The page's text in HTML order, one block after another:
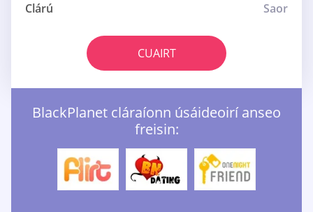
Clárú
Saor
CUAIRT
BlackPlanet cláraíonn úsáideoirí anseo
freisin: